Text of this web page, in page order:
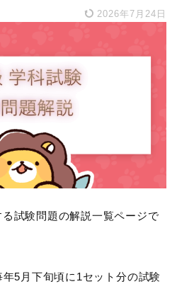
2026年7月24日
試験問題の解説一覧ページで
5月下旬頃に1セット分の試験